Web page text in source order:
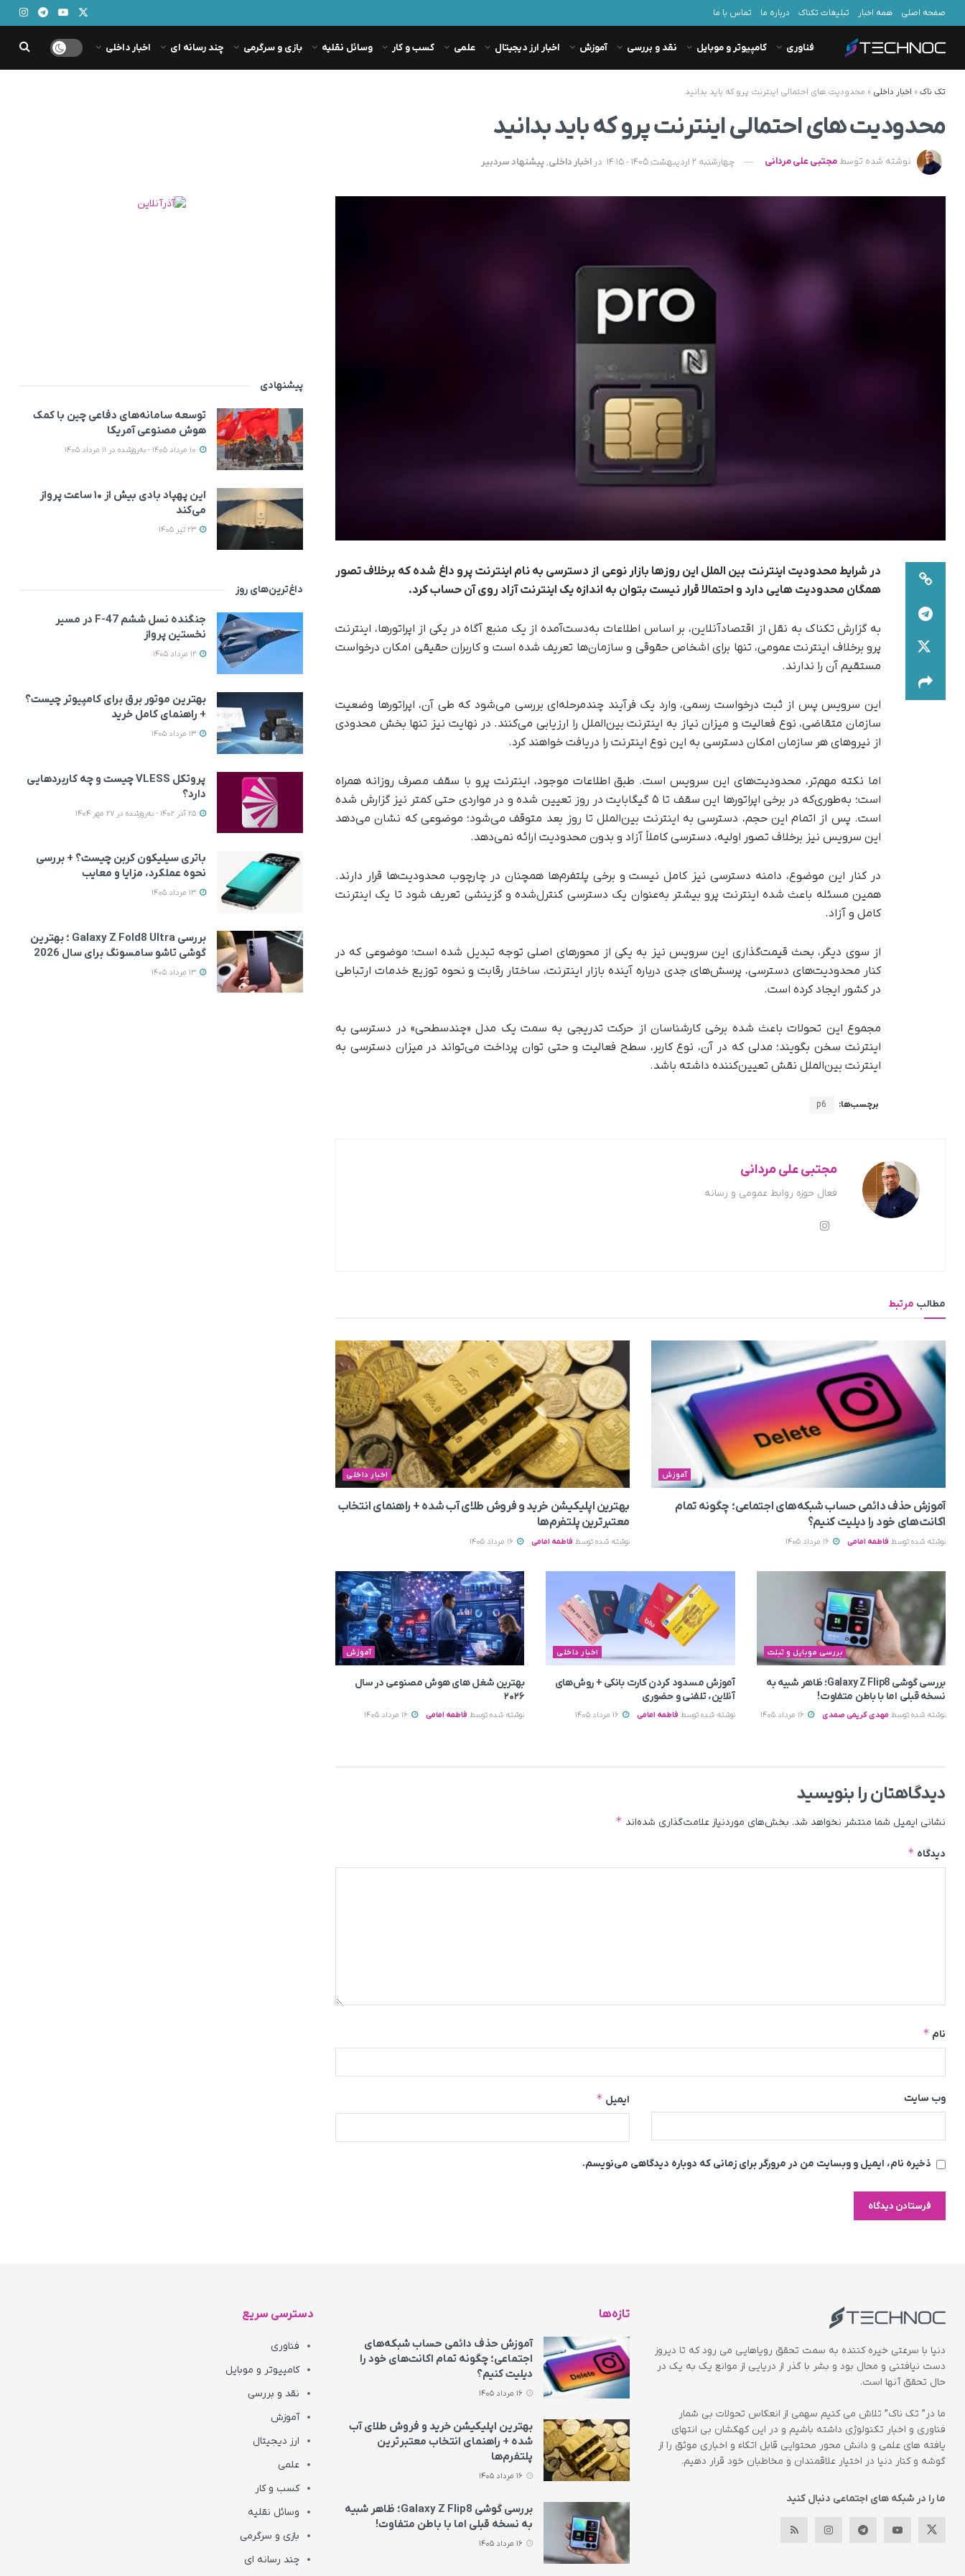
صفحه اصلی همه اخبار تبلیغات تکناک درباره ما تماس با ما
فناوری کامپیوتر و موبایل نقد و بررسی آموزش اخبار ارز دیجیتال علمی کسب و کار وسائل نقلیه بازی و سرگرمی چند رسانه ای اخبار داخلی
تک ناک» اخبار داخلی » محدودیت های احتمالی اینترنت پرو که باید بدانید
محدودیت های احتمالی اینترنت پرو که باید بدانید
نوشته شده توسط مجتبی علی مردانی چهارشنبه 2 اردیبهشت 1405 - 14:15 در اخبار داخلی,پیشنهاد سردبیر
در شرایط محدودیت اینترنت بین الملل این روزها بازار نوعی از دسترسی به نام اینترنت پرو داغ شده که برخلاف تصور
همگان محدودیت هایی دارد و احتمالا قرار نیست بتوان به اندازه یک اینترنت آزاد روی آن حساب کرد.
به گزارش تکناک به نقل از اقتصادآنلاین، بر اساس اطلاعات به‌دست‌آمده از یک منبع آگاه در یکی از اپراتورها، اینترنت
پرو برخلاف اینترنت عمومی، تنها برای اشخاص حقوقی و سازمان‌ها تعریف شده است و کاربران حقیقی امکان درخواست
مستقیم آن را ندارند.
این سرویس پس از ثبت درخواست رسمی، وارد یک فرآیند چندمرحله‌ای بررسی می‌شود که طی آن، اپراتورها وضعیت
سازمان متقاضی، نوع فعالیت و میزان نیاز به اینترنت بین‌الملل را ارزیابی می‌کنند. در نهایت نیز تنها بخش محدودی
از نیروهای هر سازمان امکان دسترسی به این نوع اینترنت را دریافت خواهند کرد.
اما نکته مهم‌تر، محدودیت‌های این سرویس است. طبق اطلاعات موجود، اینترنت پرو با سقف مصرف روزانه همراه
است؛ به‌طوری‌که در برخی اپراتورها این سقف تا ۵ گیگابایت در روز تعیین شده و در مواردی حتی کمتر نیز گزارش شده
است. پس از اتمام این حجم، دسترسی به اینترنت بین‌الملل تا روز بعد متوقف می‌شود؛ موضوعی که نشان می‌دهد
این سرویس نیز برخلاف تصور اولیه، دسترسی کاملاً آزاد و بدون محدودیت ارائه نمی‌دهد.
در کنار این موضوع، دامنه دسترسی نیز کامل نیست و برخی پلتفرم‌ها همچنان در چارچوب محدودیت‌ها قرار دارند.
همین مسئله باعث شده اینترنت پرو بیشتر به‌عنوان یک دسترسی کنترل‌شده و گزینشی تعریف شود تا یک اینترنت
کامل و آزاد.
از سوی دیگر، بحث قیمت‌گذاری این سرویس نیز به یکی از محورهای اصلی توجه تبدیل شده است؛ موضوعی که در
کنار محدودیت‌های دسترسی، پرسش‌های جدی درباره آینده بازار اینترنت، ساختار رقابت و نحوه توزیع خدمات ارتباطی
در کشور ایجاد کرده است.
مجموع این تحولات باعث شده برخی کارشناسان از حرکت تدریجی به سمت یک مدل «چندسطحی» در دسترسی به
اینترنت سخن بگویند؛ مدلی که در آن، نوع کاربر، سطح فعالیت و حتی توان پرداخت می‌تواند در میزان دسترسی به
اینترنت بین‌الملل نقش تعیین‌کننده داشته باشد.
برچسب‌ها: p6
مجتبی علی مردانی
فعال حوزه روابط عمومی و رسانه
مطالب مرتبط
آموزش
آموزش حذف دائمی حساب شبکه‌های اجتماعی؛ چگونه تمام
اکانت‌های خود را دیلیت کنیم؟
نوشته شده توسط فاطمه امامی
اخبار داخلی
بهترین اپلیکیشن خرید و فروش طلای آب شده + راهنمای انتخاب
معتبرترین پلتفرم‌ها
نوشته شده توسط فاطمه امامی
بررسی موبایل و تبلت
بررسی گوشی Galaxy Z Flip8؛ ظاهر شبیه به
نسخه قبلی اما با باطن متفاوت!
نوشته شده توسط مهدی کریمی صمدی
اخبار داخلی
آموزش مسدود کردن کارت بانکی + روش‌های
آنلاین، تلفنی و حضوری
نوشته شده توسط فاطمه امامی
آموزش
بهترین شغل های هوش مصنوعی در سال
۲۰۲۶
نوشته شده توسط فاطمه امامی
دیدگاهتان را بنویسید
نشانی ایمیل شما منتشر نخواهد شد. بخش‌های موردنیاز علامت‌گذاری شده‌اند *
دیدگاه *
نام *
ایمیل * وب‌ سایت
ذخیره نام، ایمیل و وبسایت من در مرورگر برای زمانی که دوباره دیدگاهی می‌نویسم.
پیشنهادی
توسعه سامانه‌های دفاعی چین با کمک
هوش مصنوعی آمریکا
این پهپاد بادی بیش از ۱۰ ساعت پرواز
می‌کند
داغ‌ترین‌های روز
جنگنده نسل ششم F-47 در مسیر
نخستین پرواز
بهترین موتور برق برای کامپیوتر چیست؟
+ راهنمای کامل خرید
پروتکل VLESS چیست و چه کاربردهایی
دارد؟
باتری سیلیکون کربن چیست؟ + بررسی
نحوه عملکرد، مزایا و معایب
بررسی Galaxy Z Fold8 Ultra ؛ بهترین
گوشی تاشو سامسونگ برای سال 2026
دنیا با سرعتی خیره کننده به سمت تحقق رویاهایی می رود که تا دیروز
دست نیافتنی و محال بود و بشر با گذر از دریایی از موانع یک به یک در
حال تحقق آنها است.
ما در” تک ناک” تلاش می کنیم سهمی از انعکاس تحولات بی شمار
فناوری و اخبار تکنولوژی داشته باشیم و در این کهکشان بی انتهای
یافته های علمی و دانش محور محتوایی قابل اتکاء و اخباری موثق را از
گوشه و کنار دنیا در اختیار علاقمندان و مخاطبان خود قرار دهیم.
ما را در شبکه های اجتماعی دنبال کنید
تازه‌ها
آموزش حذف دائمی حساب شبکه‌های
اجتماعی؛ چگونه تمام اکانت‌های خود را
دیلیت کنیم؟
بهترین اپلیکیشن خرید و فروش طلای آب
شده + راهنمای انتخاب معتبرترین
پلتفرم‌ها
بررسی گوشی Galaxy Z Flip8؛ ظاهر شبیه
به نسخه قبلی اما با باطن متفاوت!
دسترسی سریع
فناوری
کامپیوتر و موبایل
نقد و بررسی
آموزش
ارز دیجیتال
علمی
کسب و کار
وسائل نقلیه
بازی و سرگرمی
چند رسانه ای